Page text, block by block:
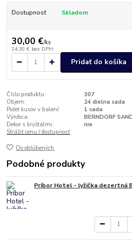
Dostupnosť Skladom
30,00 €/ks
24,39 € bez DPH
Pridať do košíka
Číslo produktu:
307
Objem:
24 dielna sada
Počet kusov v balení:
1 sada
Výrobca:
BERNDORF
Dekor s kryštálmi:
nie
Strážiť cenu / dostupnosť
Do obľúbených
Podobné produkty
Príbor Hotel - lyžička dezertná